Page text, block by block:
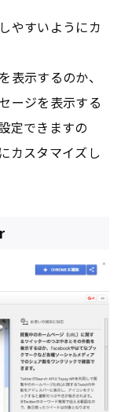
やすいようにカ
表示するのか、
ージを表示する
定できますの
カスタマイズし